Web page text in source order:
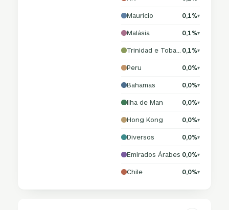
Maurício 0,1%▾
Malásia 0,1%▾
0,1%▾
Peru 0,0%▾
Bahamas 0,0%▾
Ilha de Man 0,0%▾
Hong Kong 0,0%▾
Diversos 0,0%▾
Emirados Árabes 0,0%▾
Chile 0,0%▾